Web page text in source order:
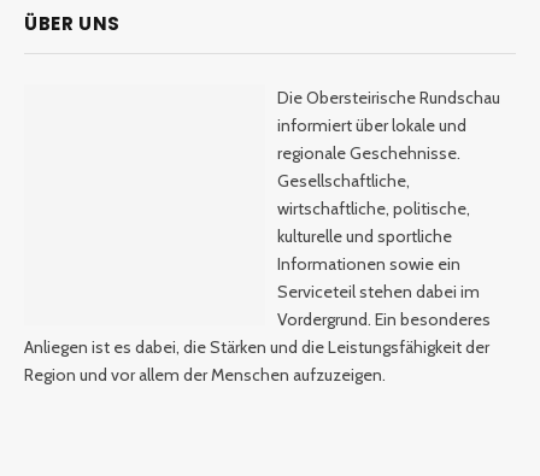
ÜBER UNS
Die Obersteirische Rundschau
informiert über lokale und
regionale Geschehnisse.
Gesellschaftliche,
wirtschaftliche, politische,
kulturelle und sportliche
Informationen sowie ein
Serviceteil stehen dabei im
Vordergrund. Ein besonderes
Anliegen ist es dabei, die Stärken und die Leistungsfähigkeit der
Region und vor allem der Menschen aufzuzeigen.